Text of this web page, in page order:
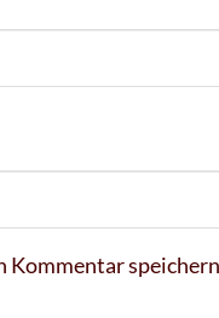
Kommentar